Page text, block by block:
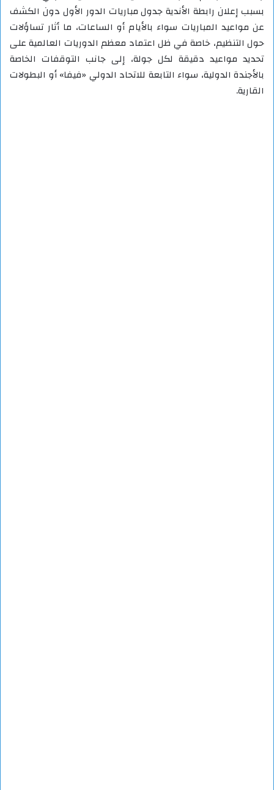
بسبب إعلان رابطة الأندية جدول مباريات الدور الأول دون الكشف
عن مواعيد المباريات سواء بالأيام أو الساعات، ما أثار تساؤلات
حول التنظيم، خاصة في ظل اعتماد معظم الدوريات العالمية على
تحديد مواعيد دقيقة لكل جولة، إلى جانب التوقفات الخاصة
بالأجندة الدولية، سواء التابعة للاتحاد الدولي «فيفا» أو البطولات
القارية.